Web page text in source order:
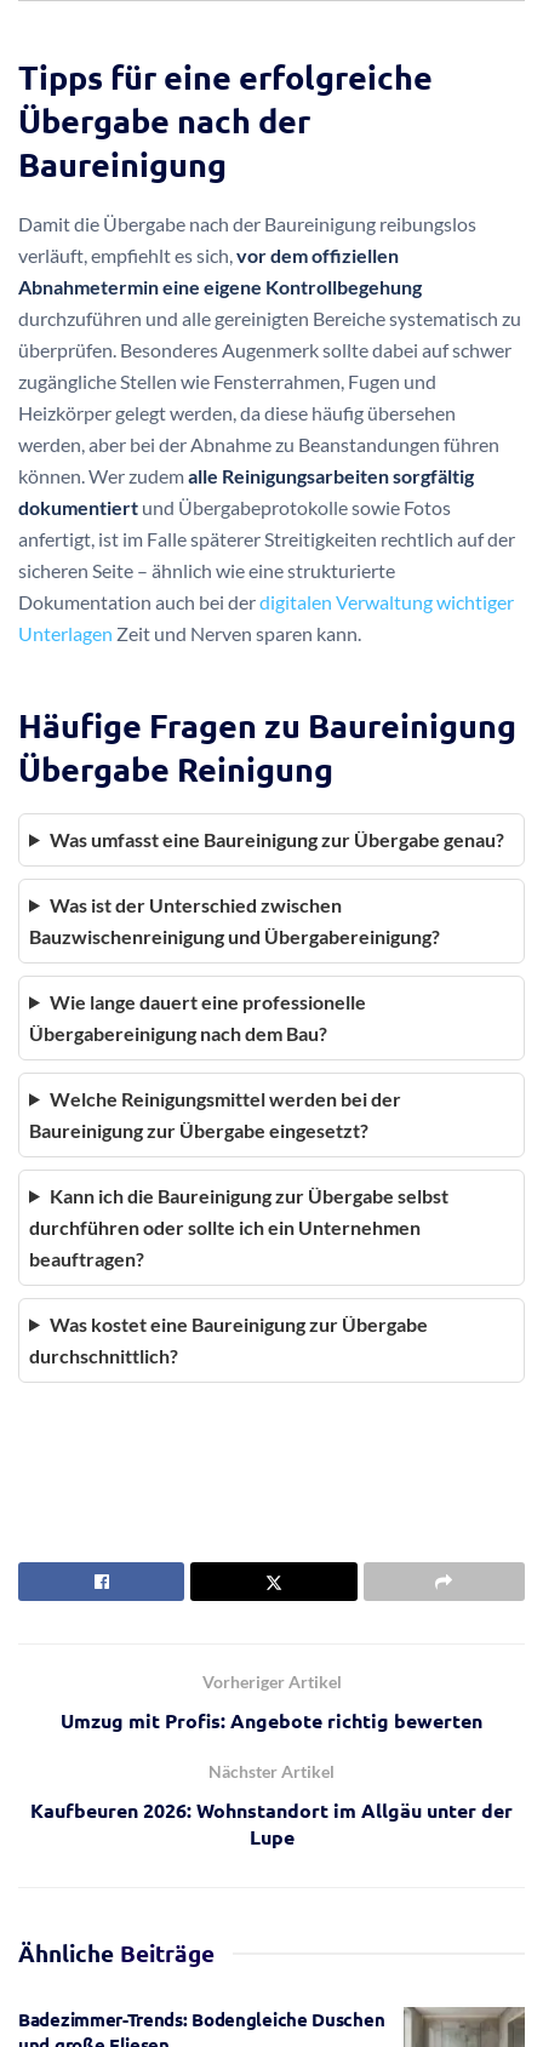
Tipps für eine erfolgreiche
Übergabe nach der
Baureinigung
Damit die Übergabe nach der Baureinigung reibungslos
verläuft, empfiehlt es sich,vor dem offiziellen
Abnahmetermin eine eigene Kontrollbegehung
durchzuführen und alle gereinigten Bereiche systematisch zu
überprüfen. Besonderes Augenmerk sollte dabei auf schwer
zugängliche Stellen wie Fensterrahmen, Fugen und
Heizkörper gelegt werden, da diese häufig übersehen
werden, aber bei der Abnahme zu Beanstandungen führen
können. Wer zudemalle Reinigungsarbeiten sorgfältig
dokumentiert und Übergabeprotokolle sowie Fotos
anfertigt, ist im Falle späterer Streitigkeiten rechtlich auf der
sicheren Seite – ähnlich wie eine strukturierte
Dokumentation auch bei derdigitalen Verwaltung wichtiger
Unterlagen Zeit und Nerven sparen kann.
Häufige Fragen zu Baureinigung
Übergabe Reinigung
Was umfasst eine Baureinigung zur Übergabe genau?
Was ist der Unterschied zwischen
Bauzwischenreinigung und Übergabereinigung?
Wie lange dauert eine professionelle
Übergabereinigung nach dem Bau?
Welche Reinigungsmittel werden bei der
Baureinigung zur Übergabe eingesetzt?
Kann ich die Baureinigung zur Übergabe selbst
durchführen oder sollte ich ein Unternehmen
beauftragen?
Was kostet eine Baureinigung zur Übergabe
durchschnittlich?
Vorheriger Artikel
Umzug mit Profis: Angebote richtig bewerten
Nächster Artikel
Kaufbeuren 2026: Wohnstandort im Allgäu unter der
Lupe
Ähnliche Beiträge
Badezimmer-Trends: Bodengleiche Duschen